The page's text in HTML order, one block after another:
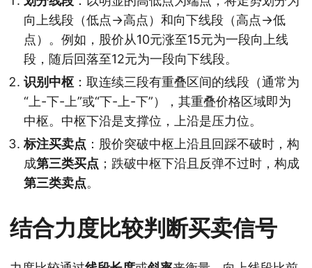
向上线段（低点→高点）和向下线段（高点→低
点）。例如，股价从10元涨至15元为一段向上线
段，随后回落至12元为一段向下线段。
识别中枢 ：取连续三段有重叠区间的线段（通常为
“上-下-上”或“下-上-下”），其重叠价格区域即为
中枢。中枢下沿是支撑位，上沿是压力位。
标注买卖点 ：股价突破中枢上沿且回踩不破时，构
成第三类买点 ；跌破中枢下沿且反弹不过时，构成
第三类卖点。
结合力度比较判断买卖信号